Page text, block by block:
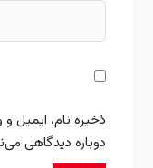
ذخیره نام، ایمیل
دوباره دیدگاهی